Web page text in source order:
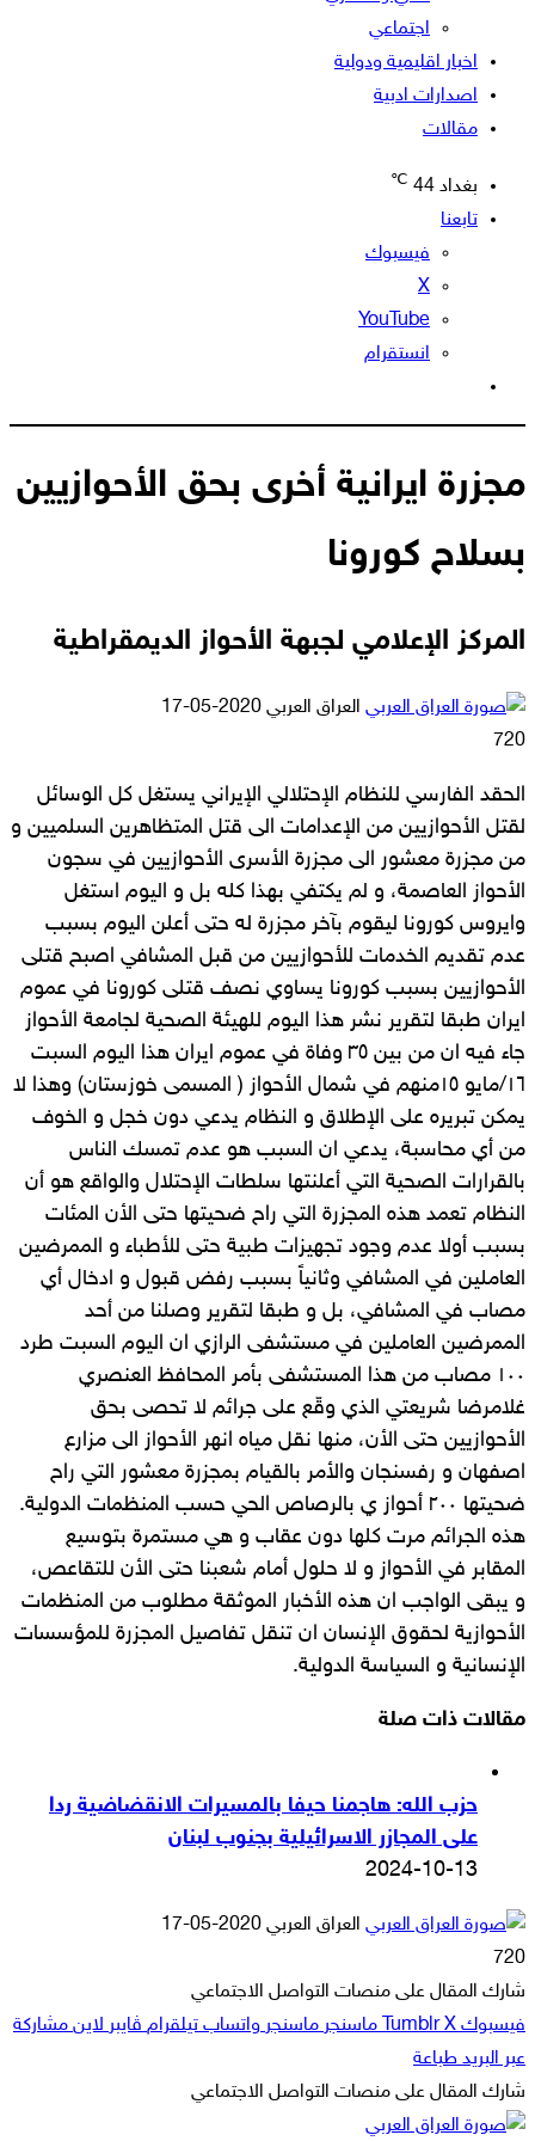
اجتماعي
اخبار اقليمية ودولية
اصدارات ادبية
مقالات
بغداد 44
℃
تابعنا
فيسبوك
‫X
‫YouTube
انستقرام
المظلم
مجزرة ايرانية أخرى بحق الأحوازيين
بسلاح كورونا
المركز الإعلامي لجبهة الأحواز الديمقراطية
العراق العربي أرسل
2020-05-17
720
الحقد الفارسي للنظام الإحتلالي الإيراني يستغل كل الوسائل
لقتل الأحوازيين من الإعدامات الى قتل المتظاهرين السلميين و
من مجزرة معشور الى مجزرة الأسرى الأحوازيين في سجون
الأحواز العاصمة، و لم يكتفي بهذا كله بل و اليوم استغل
وايروس كورونا ليقوم بآخر مجزرة له حتى أعلن اليوم بسبب
عدم تقديم الخدمات للأحوازيين من قبل المشافي اصبح قتلى
الأحوازيين بسبب كورونا يساوي نصف قتلى كورونا في عموم
ايران طبقا لتقرير نشر هذا اليوم للهيئة الصحية لجامعة الأحواز
جاء فيه ان من بين ٣٥ وفاة في عموم ايران هذا اليوم السبت
١٦/مايو ١٥منهم في شمال الأحواز ( المسمى خوزستان) وهذا لا
يمكن تبريره على الإطلاق و النظام يدعي دون خجل و الخوف
من أي محاسبة، يدعي ان السبب هو عدم تمسك الناس
بالقرارات الصحية التي أعلنتها سلطات الإحتلال والواقع هو أن
النظام تعمد هذه المجزرة التي راح ضحيتها حتى الأن المئات
بسبب أولا عدم وجود تجهيزات طبية حتى للأطباء و الممرضين
العاملين في المشافي وثانياً بسبب رفض قبول و ادخال أي
مصاب في المشافي، بل و طبقا لتقرير وصلنا من أحد
الممرضين العاملين في مستشفى الرازي ان اليوم السبت طرد
١٠٠ مصاب من هذا المستشفى بأمر المحافظ العنصري
غلامرضا شريعتي الذي وقّع على جرائم لا تحصى بحق
الأحوازيين حتى الأن، منها نقل مياه انهر الأحواز الى مزارع
اصفهان و رفسنجان والأمر بالقيام بمجزرة معشور التي راح
ضحيتها ٢٠٠ أحواز ي بالرصاص الحي حسب المنظمات الدولية.
هذه الجرائم مرت كلها دون عقاب و هي مستمرة بتوسيع
المقابر في الأحواز و لا حلول أمام شعبنا حتى الأن للتقاعص،
و يبقى الواجب ان هذه الأخبار الموثقة مطلوب من المنظمات
الأحوازية لحقوق الإنسان ان تنقل تفاصيل المجزرة للمؤسسات
الإنسانية و السياسة الدولية.
مقالات ذات صلة
حزب الله: هاجمنا حيفا بالمسيرات الانقضاضية ردا
على المجازر الاسرائيلية بجنوب لبنان
2024-10-13
العراق العربي أرسل
إلكترونيا
2020-05-17
720
شارك المقال على منصات التواصل الاجتماعي
فيسبوك ‫X ماسنجر ماسنجر واتساب تيلقرام ڤايبر لاين مشاركة
عبر البريد طباعة
شارك المقال على منصات التواصل الاجتماعي
فيسبوك
‫X
ماسنجر
ماسنجر
واتساب
تيلقرام
ڤايبر
لاين
مشاركة
طباعة